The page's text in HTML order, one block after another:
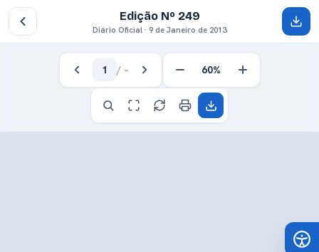
Edição Nº 249
Diário Oficial · 9 de Janeiro de 2013
1 / – 60%